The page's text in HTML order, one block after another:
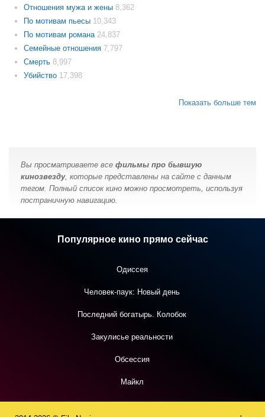
Отношения мужа и жены 8,362
По мотивам пьесы 10,343
По мотивам романа 24,837
Семейные отношения 7,797
Смерть 8,997
Убийство 17,398
Показать больше тем
Вы просматриваете все фильмы про бывшую
кинозвезду, которые представлены на сайте с данным
тегом. Полный список кино можно просмотреть, используя
постраничную навигацию.
Популярное кино прямо сейчас
Одиссея
Человек-паук: Новый день
Последний богатырь. Колобок
Закулисье реальности
Обсессия
Майкл